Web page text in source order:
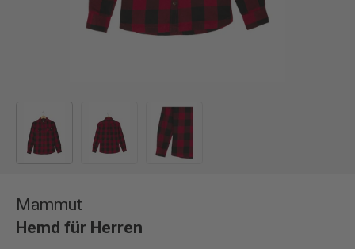
Mammut
Hemd für Herren